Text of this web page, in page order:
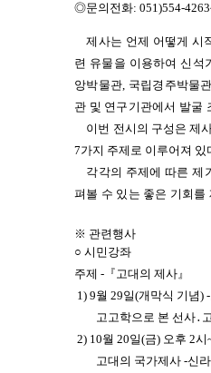
◎문의전화: 051)554-
제사는 언제 어떻게 시
련 유물을 이용하여 신석
앙박물관, 국립경주박물
관 및 연구기관에서 발굴
이번 전시의 구성은 제
7가지 주제로 이루어져 있
각각의 주제에 따른 제
펴볼 수 있는 좋은 기회를
※ 관련행사
○ 시민강좌
주제 - 『고대의 제사』
1) 9월 29일(개막식 기념)
고고학으로 본 선사․
2) 10월 20일(금) 오후 2시
고대의 국가제사 -신